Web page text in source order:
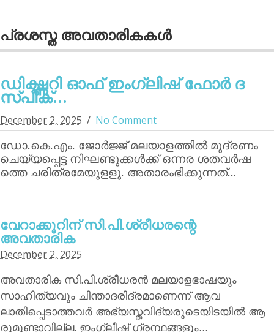
പ്രശസ്ത അവതാരികകള്‍
ഡിക്ഷ്ണറി ഓഫ് ഇംഗ്ലിഷ് ഫോര്‍ ദ
സ്പീക്...
December 2, 2025 No Comment
ഡോ.കെ.എം. ജോര്‍ജ്ജ് മലയാളത്തില്‍ മുദ്രണം
ചെയ്യപ്പെട്ട നിഘണ്ടുക്കള്‍ക്ക് ഒന്നര ശതവര്‍ഷ
ത്തെ ചരിത്രമേയുളളൂ. അതാരംഭിക്കുന്നത്…
വേറാക്കൂറിന്‌ സി.പി.ശ്രീധരന്റെ
അവതാരിക
December 2, 2025
അവതാരിക സി.പി.ശ്രീധരന്‍ മലയാളഭാഷയും
സാഹിത്യവും ചിന്താദരിദ്രമാണെന്ന് ആവ
ലാതിപ്പെടാത്തവര്‍ അഭ്യസ്തവിദ്യരുടെയിടയില്‍ ആ
രുമുണ്ടാവില്ല. ഇംഗ്ലീഷ് ഗ്രന്ഥങ്ങളും…